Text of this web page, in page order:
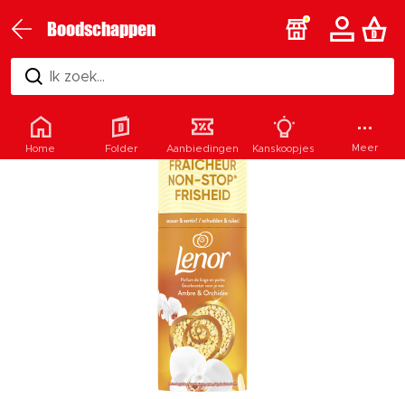
Boodschappen
Ik zoek...
Home Folder Aanbiedingen Kanskoopjes Meer